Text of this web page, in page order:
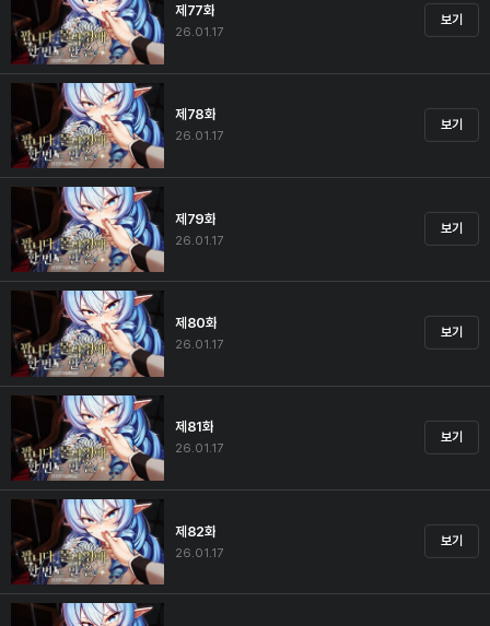
제77화
26.01.17
보기
제78화
26.01.17
보기
제79화
26.01.17
보기
제80화
26.01.17
보기
제81화
26.01.17
보기
제82화
26.01.17
보기